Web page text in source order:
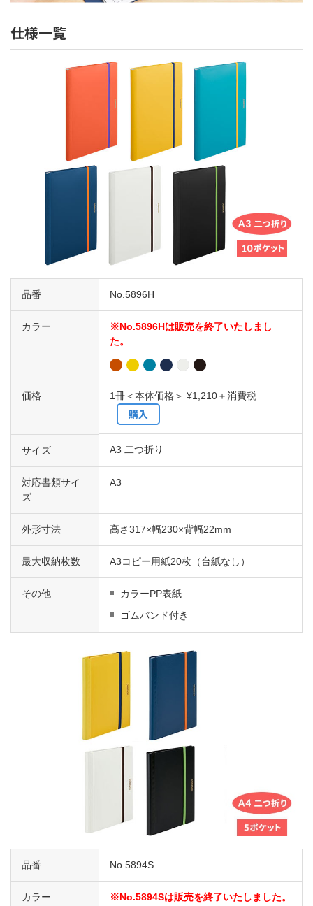
仕様一覧
品番 No.5896H
カラー
※No.5896Hは販売を終了いたしまし
た。
価格 1冊＜本体価格＞ ¥1,210＋消費税
購入
サイズ A3 二つ折り
対応書類サイ
ズ
A3
外形寸法 高さ317×幅230×背幅22mm
最大収納枚数 A3コピー用紙20枚（台紙なし）
その他
カラーPP表紙
ゴムバンド付き
品番 No.5894S
カラー ※No.5894Sは販売を終了いたしました。